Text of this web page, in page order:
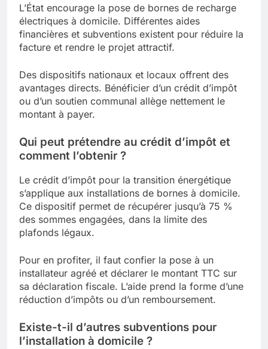
L’État encourage la pose de bornes de recharge
électriques à domicile. Différentes aides
financières et subventions existent pour réduire la
facture et rendre le projet attractif.
Des dispositifs nationaux et locaux offrent des
avantages directs. Bénéficier d’un crédit d’impôt
ou d’un soutien communal allège nettement le
montant à payer.
Qui peut prétendre au crédit d’impôt et
comment l’obtenir ?
Le crédit d’impôt pour la transition énergétique
s’applique aux installations de bornes à domicile.
Ce dispositif permet de récupérer jusqu’à 75 %
des sommes engagées, dans la limite des
plafonds légaux.
Pour en profiter, il faut confier la pose à un
installateur agréé et déclarer le montant TTC sur
sa déclaration fiscale. L’aide prend la forme d’une
réduction d’impôts ou d’un remboursement.
Existe-t-il d’autres subventions pour
l’installation à domicile ?